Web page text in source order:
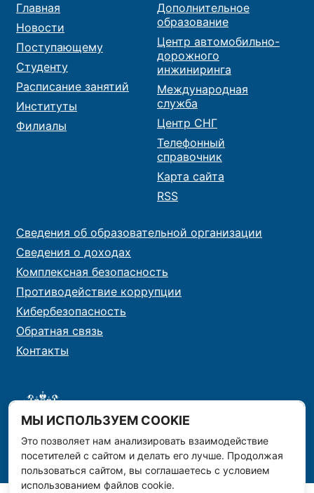
МЫ ИСПОЛЬЗУЕМ COOKIE
Это позволяет нам анализировать взаимодействие
посетителей с сайтом и делать его лучше. Продолжая
пользоваться сайтом, вы соглашаетесь с условием
использованием файлов cookie.
Главная
Новости
Поступающему
Студенту
Расписание занятий
Институты
Филиалы
Дополнительное
образование
Центр автомобильно-
дорожного
инжиниринга
Международная
служба
Центр СНГ
Телефонный
справочник
Карта сайта
RSS
Сведения об образовательной организации
Сведения о доходах
Комплексная безопасность
Противодействие коррупции
Кибербезопасность
Обратная связь
Контакты